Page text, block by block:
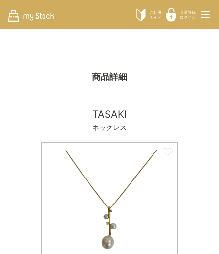
ご利用
ガイド
会員登録
ログイン
商品詳細
TASAKI
ネックレス